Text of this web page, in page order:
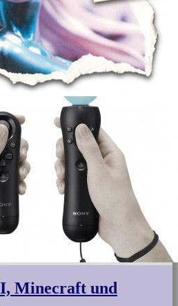
Minecraft und